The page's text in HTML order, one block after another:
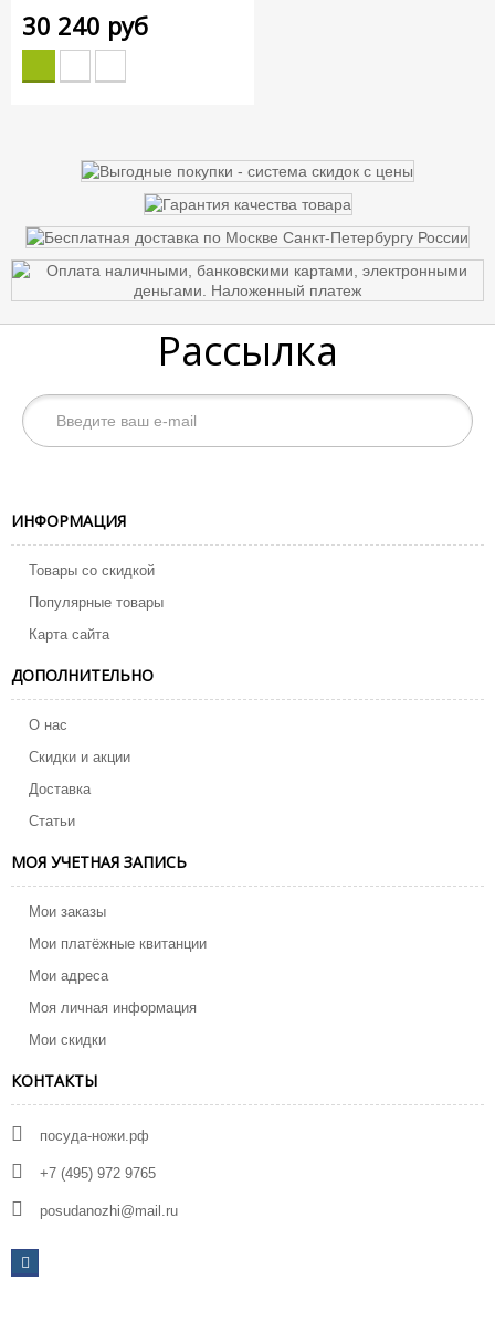
30 240 руб
Рассылка
ИНФОРМАЦИЯ
Товары со скидкой
Популярные товары
Карта сайта
ДОПОЛНИТЕЛЬНО
О нас
Скидки и акции
Доставка
Статьи
МОЯ УЧЕТНАЯ ЗАПИСЬ
Мои заказы
Мои платёжные квитанции
Мои адреса
Моя личная информация
Мои скидки
КОНТАКТЫ
посуда-ножи.рф
+7 (495) 972 9765
posudanozhi@mail.ru